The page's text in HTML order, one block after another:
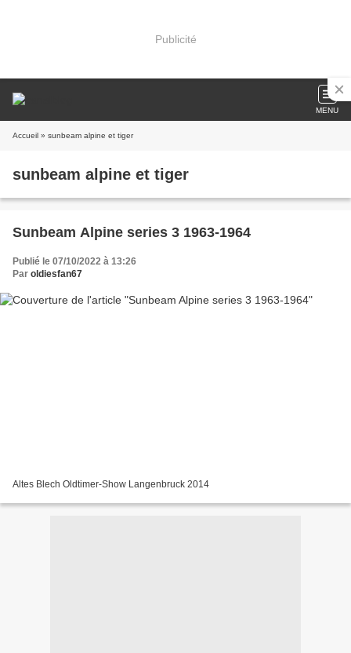
Publicité
MENU
Accueil » sunbeam alpine et tiger
sunbeam alpine et tiger
Sunbeam Alpine series 3 1963-1964
Publié le 07/10/2022 à 13:26
Par oldiesfan67
Altes Blech Oldtimer-Show Langenbruck 2014